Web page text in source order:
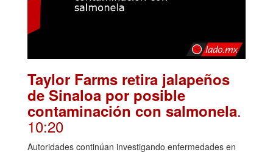
Taylor Farms retira jalapeños
de Sinaloa por posible
contaminación con salmonela.
10:20
Autoridades continúan investigando enfermedades en